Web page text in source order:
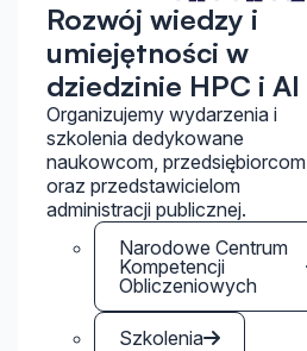
Rozwój wiedzy i
umiejętności w
dziedzinie HPC i AI
Organizujemy wydarzenia i
szkolenia dedykowane
naukowcom, przedsiębiorcom
oraz przedstawicielom
administracji publicznej.
Narodowe Centrum
Kompetencji
Obliczeniowych
Szkolenia